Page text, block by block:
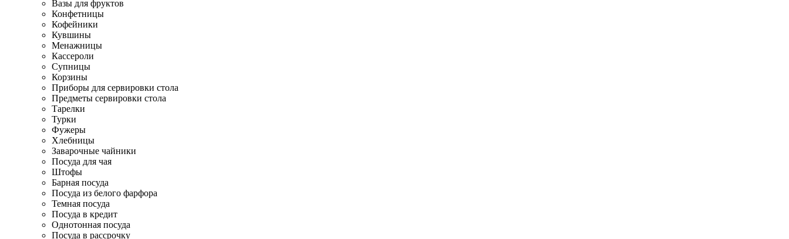
Вазы для фруктов
Конфетницы
Кофейники
Кувшины
Менажницы
Кассероли
Супницы
Корзины
Приборы для сервировки стола
Предметы сервировки стола
Тарелки
Турки
Фужеры
Хлебницы
Заварочные чайники
Посуда для чая
Штофы
Барная посуда
Посуда из белого фарфора
Темная посуда
Посуда в кредит
Однотонная посуда
Посуда в рассрочку